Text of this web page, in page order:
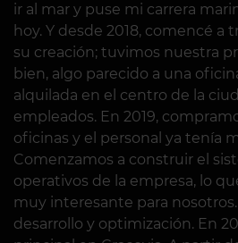
ir al mar y puse mi carrera
hoy. Y desde 2018, comencé a
su creación; tuvimos nuestra
bien, algo parecido a una
alquilada en el centro de la
empleados. En 2019,
oficinas y el personal ya tenía
Comenzamos a construir el
operativos de la empresa, lo
muy interesante para
desarrollo y optimización. En